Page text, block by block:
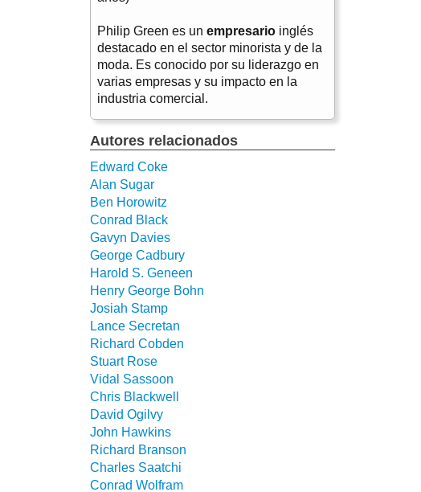
Philip Green es un empresario inglés
destacado en el sector minorista y de la
moda. Es conocido por su liderazgo en
varias empresas y su impacto en la
industria comercial.
Autores relacionados
Edward Coke
Alan Sugar
Ben Horowitz
Conrad Black
Gavyn Davies
George Cadbury
Harold S. Geneen
Henry George Bohn
Josiah Stamp
Lance Secretan
Richard Cobden
Stuart Rose
Vidal Sassoon
Chris Blackwell
David Ogilvy
John Hawkins
Richard Branson
Charles Saatchi
Conrad Wolfram